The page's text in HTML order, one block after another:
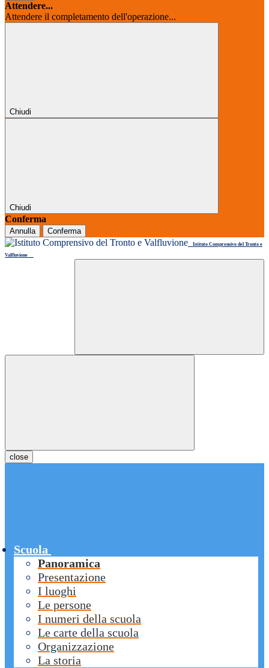
Attendere...
Attendere il completamento dell'operazione...
Chiudi
Chiudi
Conferma
Annulla Conferma
Istituto Comprensivo del Tronto e
Valfluvione
close
Scuola
Panoramica
Presentazione
I luoghi
Le persone
I numeri della scuola
Le carte della scuola
Organizzazione
La storia